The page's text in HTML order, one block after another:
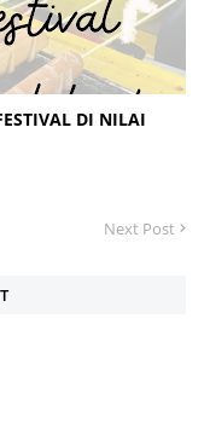
DI NILAI
Next Post